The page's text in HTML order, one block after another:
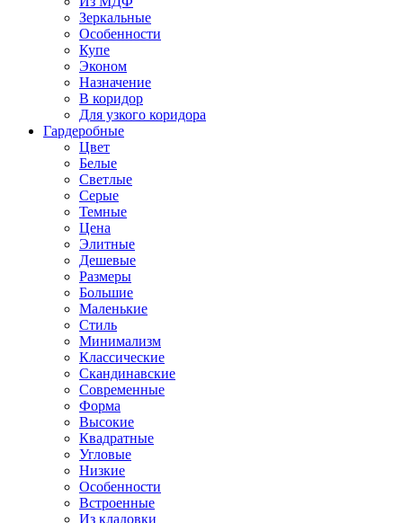
Зеркальные
Особенности
Купе
Эконом
Назначение
В коридор
Для узкого коридора
Гардеробные
Цвет
Белые
Светлые
Серые
Темные
Цена
Элитные
Дешевые
Размеры
Большие
Маленькие
Стиль
Минимализм
Классические
Скандинавские
Современные
Форма
Высокие
Квадратные
Угловые
Низкие
Особенности
Встроенные
Из кладовки